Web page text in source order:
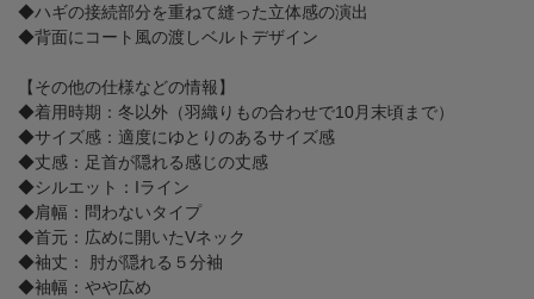
◆ハギの接続部分を重ねて縫った立体感の演出
◆背面にコート風の渡しベルトデザイン
【その他の仕様などの情報】
◆着用時期：冬以外（羽織りもの合わせで10月末頃まで）
◆サイズ感：適度にゆとりのあるサイズ感
◆丈感：足首が隠れる感じの丈感
◆シルエット：Iライン
◆肩幅：問わないタイプ
◆首元：広めに開いたVネック
◆袖丈： 肘が隠れる５分袖
◆袖幅：やや広め